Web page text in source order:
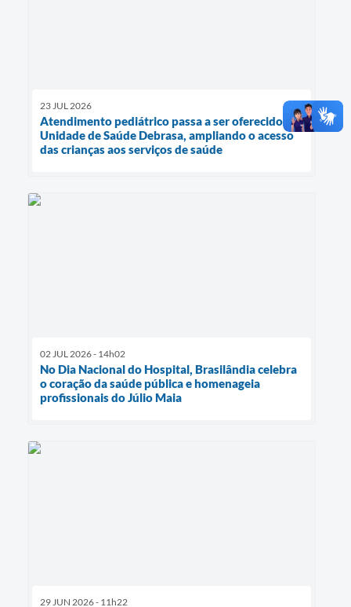
23 JUL 2026
Atendimento pediátrico passa a ser oferecido na
Unidade de Saúde Debrasa, ampliando o acesso
das crianças aos serviços de saúde
02 JUL 2026 - 14h02
No Dia Nacional do Hospital, Brasilândia celebra
o coração da saúde pública e homenageia
profissionais do Júlio Maia
29 JUN 2026 - 11h22